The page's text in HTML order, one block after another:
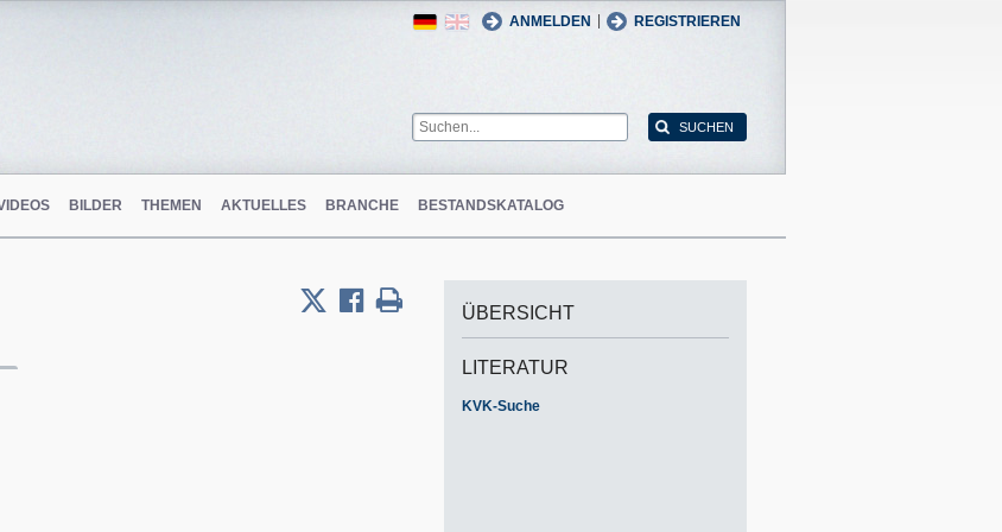
ANMELDEN REGISTRIEREN
English
German
BILDER THEMEN AKTUELLES BRANCHE BESTANDSKATALOG
ÜBERSICHT
LITERATUR
KVK-Suche